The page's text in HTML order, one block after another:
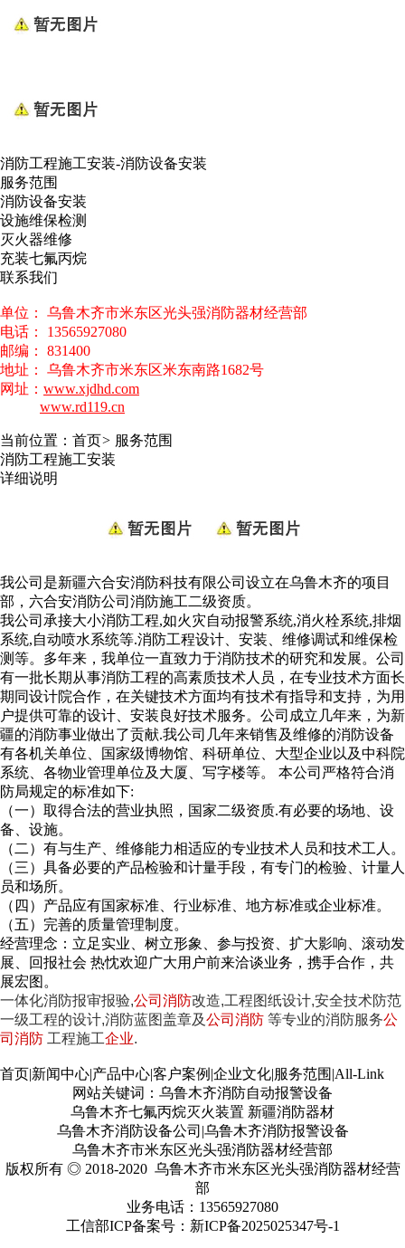
消防工程施工安装-消防设备安装
服务范围
消防设备安装
设施维保检测
灭火器维修
充装七氟丙烷
联系我们
单位： 乌鲁木齐市米东区光头强消防器材经营部
电话： 13565927080
邮编： 831400
地址： 乌鲁木齐市米东区米东南路1682号
网址： www.xjdhd.com
www.rd119.cn
当前位置： 首页> 服务范围
消防工程施工安装
详细说明
我公司是新疆六合安消防科技有限公司设立在乌鲁木齐的项目
部，六合安消防公司消防施工二级资质。
我公司承接大小消防工程,如火灾自动报警系统,消火栓系统,排烟
系统,自动喷水系统等.消防工程设计、安装、维修调试和维保检
测等。多年来，我单位一直致力于消防技术的研究和发展。公司
有一批长期从事消防工程的高素质技术人员，在专业技术方面长
期同设计院合作，在关键技术方面均有技术有指导和支持，为用
户提供可靠的设计、安装良好技术服务。公司成立几年来，为新
疆的消防事业做出了贡献.我公司几年来销售及维修的消防设备
有各机关单位、国家级博物馆、科研单位、大型企业以及中科院
系统、各物业管理单位及大厦、写字楼等。 本公司严格符合消
防局规定的标准如下:
（一）取得合法的营业执照，国家二级资质.有必要的场地、设
备、设施。
（二）有与生产、维修能力相适应的专业技术人员和技术工人。
（三）具备必要的产品检验和计量手段，有专门的检验、计量人
员和场所。
（四）产品应有国家标准、行业标准、地方标准或企业标准。
（五）完善的质量管理制度。
经营理念：立足实业、树立形象、参与投资、扩大影响、滚动发
展、回报社会 热忱欢迎广大用户前来洽谈业务，携手合作，共
展宏图。
一体化消防报审报验,公司消防改造,工程图纸设计,安全技术防范
一级工程的设计,消防蓝图盖章及公司消防 等专业的消防服务公
司消防 工程施工企业.
首页|新闻中心|产品中心|客户案例 |企业文化|服务范围 |All-Link
网站关键词：乌鲁木齐消防自动报警设备
乌鲁木齐七氟丙烷灭火装置 新疆消防器材
乌鲁木齐消防设备公司|乌鲁木齐消防报警设备
乌鲁木齐市米东区光头强消防器材经营部
版权所有 ◎ 2018-2020 乌鲁木齐市米东区光头强消防器材经营
部
业务电话：13565927080
工信部ICP备案号： 新ICP备2025025347号-1